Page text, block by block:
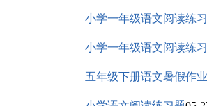
小学一年级语文阅读练
小学一年级语文阅读练
五年级下册语文暑假作